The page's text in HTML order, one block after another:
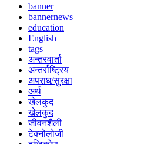
banner
bannernews
education
English
tags
अन्तरवार्ता
अन्तर्राष्ट्रिय
अपराध/सुरक्षा
अर्थ
खेलकुद
खेलकुद
जीवनशैली
टेक्नोलोजी